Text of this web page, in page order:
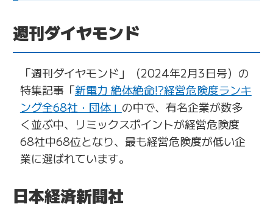
週刊ダイヤモンド
「週刊ダイヤモンド」（2024年2月3日号）の
特集記事「新電力 絶体絶命!?経営危険度ランキ
ング全68社・団体」 の中で、有名企業が数多
く並ぶ中、リミックスポイントが経営危険度
68社中68位となり、最も経営危険度が低い企
業に選ばれています。
日本経済新聞社